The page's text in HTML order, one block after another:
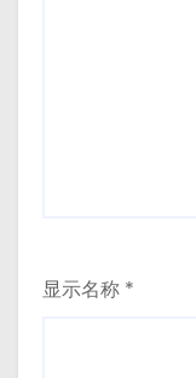
显示名称 *